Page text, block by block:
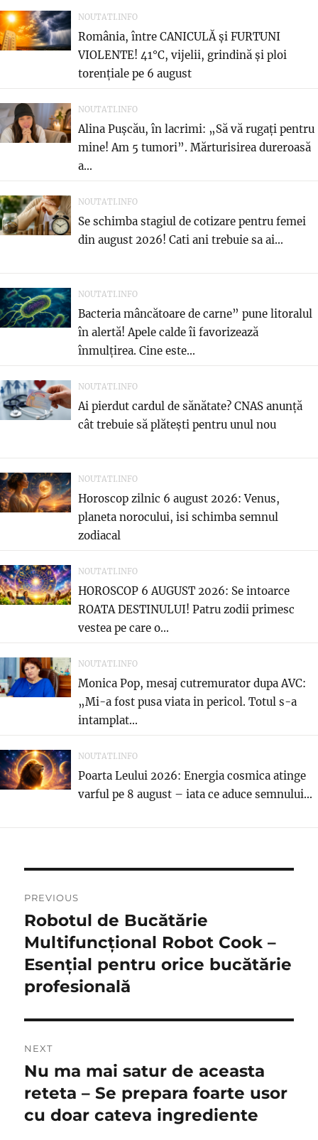
NOUTATI.INFO
România, între CANICULĂ și FURTUNI
VIOLENTE! 41°C, vijelii, grindină și ploi
torențiale pe 6 august
NOUTATI.INFO
Alina Pușcău, în lacrimi: „Să vă rugați pentru
mine! Am 5 tumori”. Mărturisirea dureroasă
a...
NOUTATI.INFO
Se schimba stagiul de cotizare pentru femei
din august 2026! Cati ani trebuie sa ai...
NOUTATI.INFO
Bacteria mâncătoare de carne” pune litoralul
în alertă! Apele calde îi favorizează
înmulțirea. Cine este...
NOUTATI.INFO
Ai pierdut cardul de sănătate? CNAS anunță
cât trebuie să plătești pentru unul nou
NOUTATI.INFO
Horoscop zilnic 6 august 2026: Venus,
planeta norocului, isi schimba semnul
zodiacal
NOUTATI.INFO
HOROSCOP 6 AUGUST 2026: Se intoarce
ROATA DESTINULUI! Patru zodii primesc
vestea pe care o...
NOUTATI.INFO
Monica Pop, mesaj cutremurator dupa AVC:
„Mi-a fost pusa viata in pericol. Totul s-a
intamplat...
NOUTATI.INFO
Poarta Leului 2026: Energia cosmica atinge
varful pe 8 august – iata ce aduce semnului...
navigation
PREVIOUS
Previous
post:
Robotul de Bucătărie
Multifuncțional Robot Cook –
Esențial pentru orice bucătărie
profesională
NEXT
Next
post:
Nu ma mai satur de aceasta
reteta – Se prepara foarte usor
cu doar cateva ingrediente